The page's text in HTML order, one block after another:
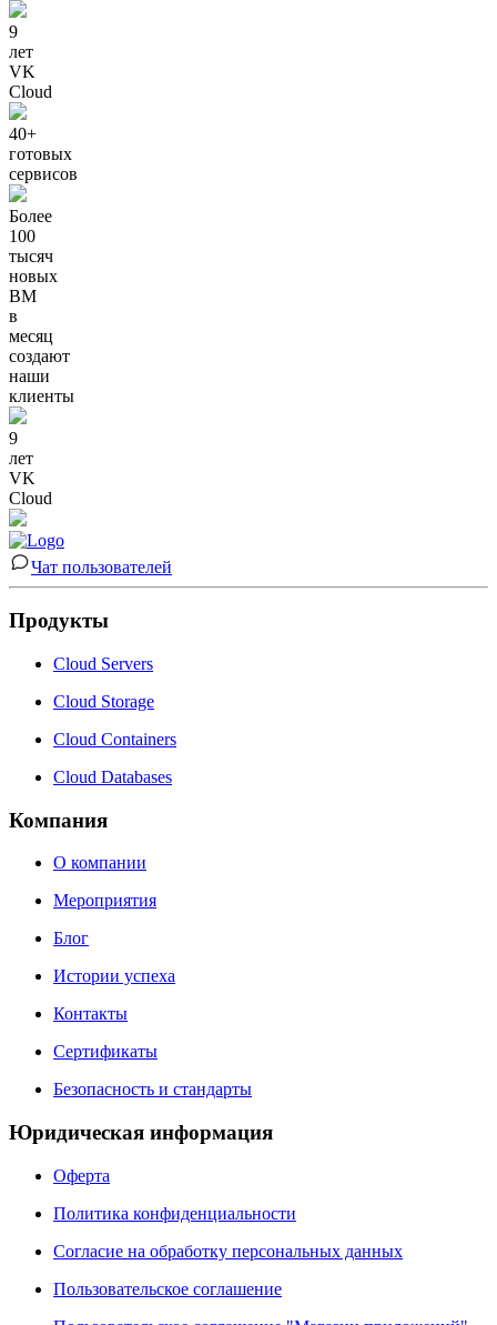
9
лет
VK
Cloud
40+
готовых
сервисов
Более
100
тысяч
новых
ВМ
в
месяц
создают
наши
клиенты
9
лет
VK
Cloud
Чат пользователей
Продукты
Cloud Servers
Cloud Storage
Cloud Containers
Cloud Databases
Компания
О компании
Мероприятия
Блог
Истории успеха
Контакты
Сертификаты
Безопасность и стандарты
Юридическая информация
Оферта
Политика конфиденциальности
Согласие на обработку персональных данных
Пользовательское соглашение